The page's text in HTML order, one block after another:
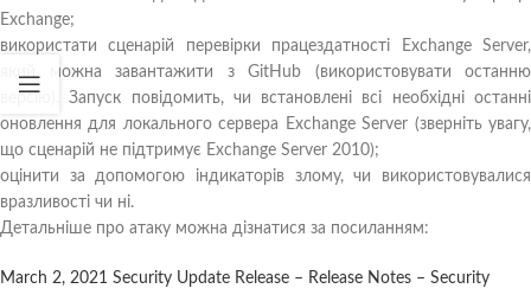
Exchange;
використати сценарій перевірки працездатності Exchange Server,
який можна завантажити з GitHub (використовувати останню
версію). Запуск повідомить, чи встановлені всі необхідні останні
оновлення для локального сервера Exchange Server (зверніть увагу,
що сценарій не підтримує Exchange Server 2010);
оцінити за допомогою індикаторів злому, чи використовувалися
вразливості чи ні.
Детальніше про атаку можна дізнатися за посиланням:
March 2, 2021 Security Update Release – Release Notes – Security